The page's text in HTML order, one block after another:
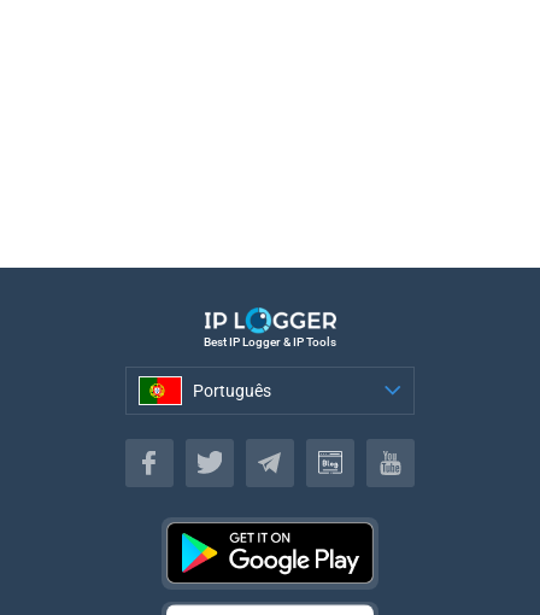
Best IP Logger & IP Tools
Português
Português